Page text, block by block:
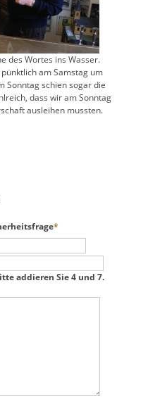
des Wortes ins Wasser.
am Samstag um
Sonntag schien sogar die
dass wir am Sonntag
ausleihen mussten.
*
addieren Sie 4 und 7.